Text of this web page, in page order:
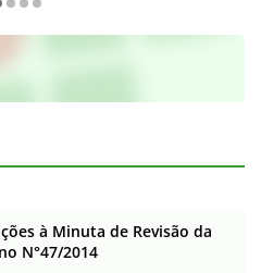
à Minuta de Revisão da
N°47/2014